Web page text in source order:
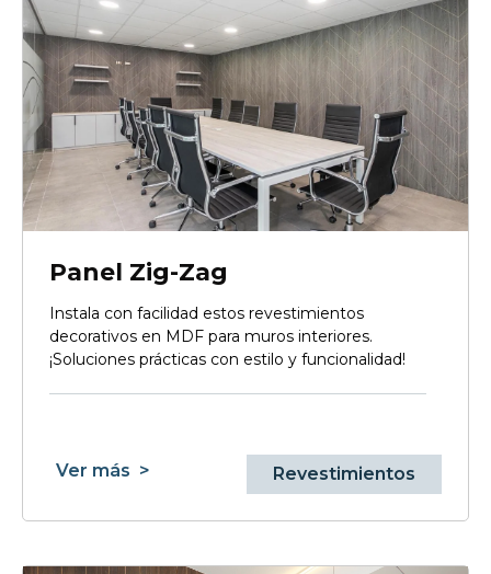
Panel Zig-Zag
Instala con facilidad estos revestimientos
decorativos en MDF para muros interiores.
¡Soluciones prácticas con estilo y funcionalidad!
Ver más > Revestimientos